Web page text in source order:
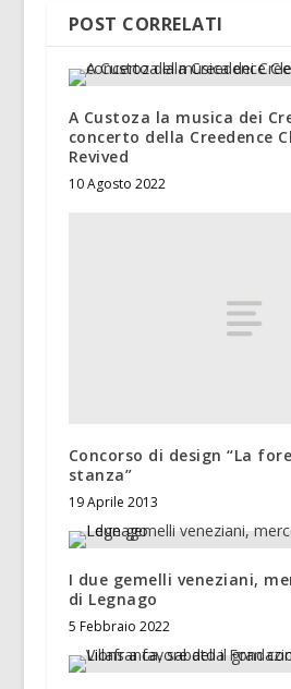
POST CORRELATI
A Custoza la musica dei
concerto della Creedence
Revived
10 Agosto 2022
Concorso di design “La
stanza”
19 Aprile 2013
I due gemelli veneziani,
di Legnago
5 Febbraio 2022